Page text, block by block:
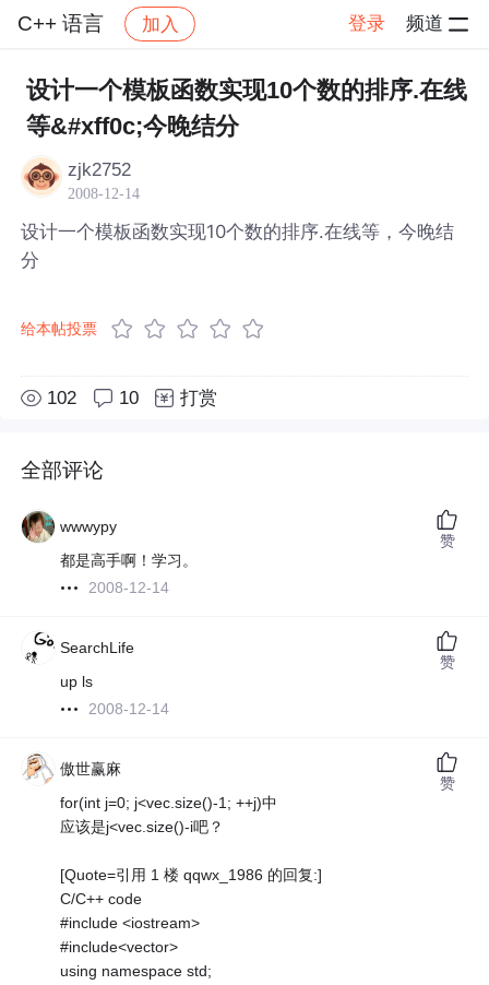
C++ 语言 加入 登录 频道
社区 C++ 语言 帖子详情
设计一个模板函数实现10个数的排序.在线
等&#xff0c;今晚结分
zjk2752
2008-12-14
设计一个模板函数实现10个数的排序.在线等，今晚结
分
给本帖投票
102 10 打赏
全部评论
wwwypy
都是高手啊！学习。
2008-12-14
赞
SearchLife
up ls
2008-12-14
赞
傲世赢麻
for(int j=0; j<vec.size()-1; ++j)中
应该是j<vec.size()-i吧？
[Quote=引用 1 楼 qqwx_1986 的回复:]
C/C++ code
#include <iostream>
#include<vector>
using namespace std;
赞